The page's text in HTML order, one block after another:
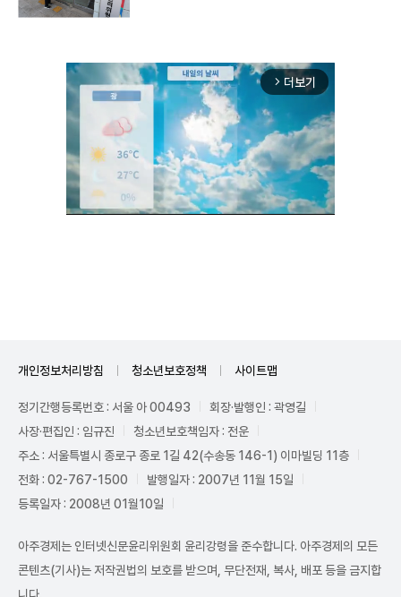
arrow_forward_ios 더보기
개인정보처리방침 청소년보호정책 사이트맵
정기간행등록번호 : 서울 아 00493
회장·발행인 : 곽영길
사장·편집인 : 임규진
청소년보호책임자 : 전운
주소 : 서울특별시 종로구 종로 1길 42(수송동 146-1) 이마빌딩 11층
전화 : 02-767-1500
발행일자 : 2007년 11월 15일
등록일자 : 2008년 01월10일
아주경제는 인터넷신문윤리위원회 윤리강령을 준수합니다. 아주경제의 모든
콘텐츠(기사)는 저작권법의 보호를 받으며, 무단전재, 복사, 배포 등을 금지합
니다.